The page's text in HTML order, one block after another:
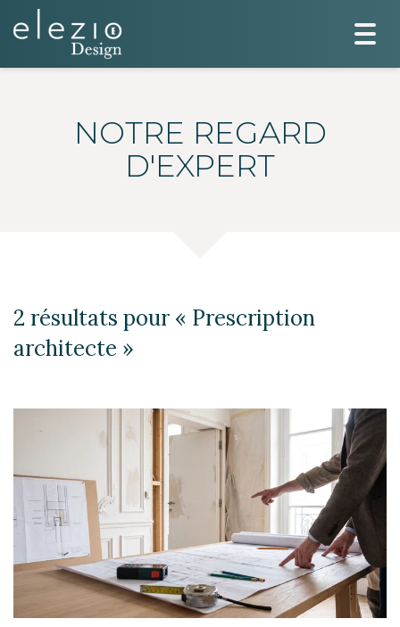
NOTRE REGARD
D'EXPERT
2 résultats pour « Prescription
architecte »